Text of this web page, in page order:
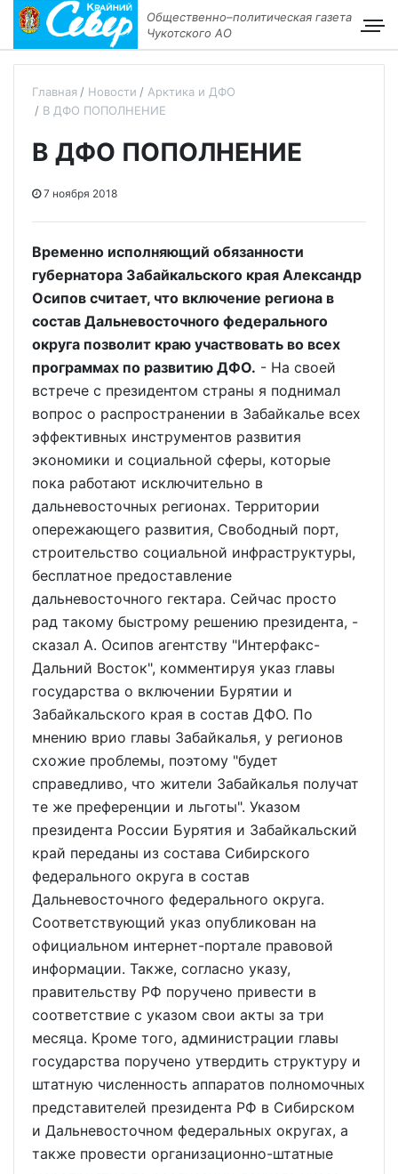
Общественно–политическая газета
Чукотского АО
Главная Новости
Арктика и ДФО
В ДФО ПОПОЛНЕНИЕ
В ДФО ПОПОЛНЕНИЕ
7 ноября 2018
Временно исполняющий обязанности
губернатора Забайкальского края Александр
Осипов считает, что включение региона в
состав Дальневосточного федерального
округа позволит краю участвовать во всех
программах по развитию ДФО. - На своей
встрече с президентом страны я поднимал
вопрос о распространении в Забайкалье всех
эффективных инструментов развития
экономики и социальной сферы, которые
пока работают исключительно в
дальневосточных регионах. Территории
опережающего развития, Свободный порт,
строительство социальной инфраструктуры,
бесплатное предоставление
дальневосточного гектара. Сейчас просто
рад такому быстрому решению президента, -
сказал А. Осипов агентству "Интерфакс-
Дальний Восток", комментируя указ главы
государства о включении Бурятии и
Забайкальского края в состав ДФО. По
мнению врио главы Забайкалья, у регионов
схожие проблемы, поэтому "будет
справедливо, что жители Забайкалья получат
те же преференции и льготы". Указом
президента России Бурятия и Забайкальский
край переданы из состава Сибирского
федерального округа в состав
Дальневосточного федерального округа.
Соответствующий указ опубликован на
официальном интернет-портале правовой
информации. Также, согласно указу,
правительству РФ поручено привести в
соответствие с указом свои акты за три
месяца. Кроме того, администрации главы
государства поручено утвердить структуру и
штатную численность аппаратов полномочных
представителей президента РФ в Сибирском
и Дальневосточном федеральных округах, а
также провести организационно-штатные